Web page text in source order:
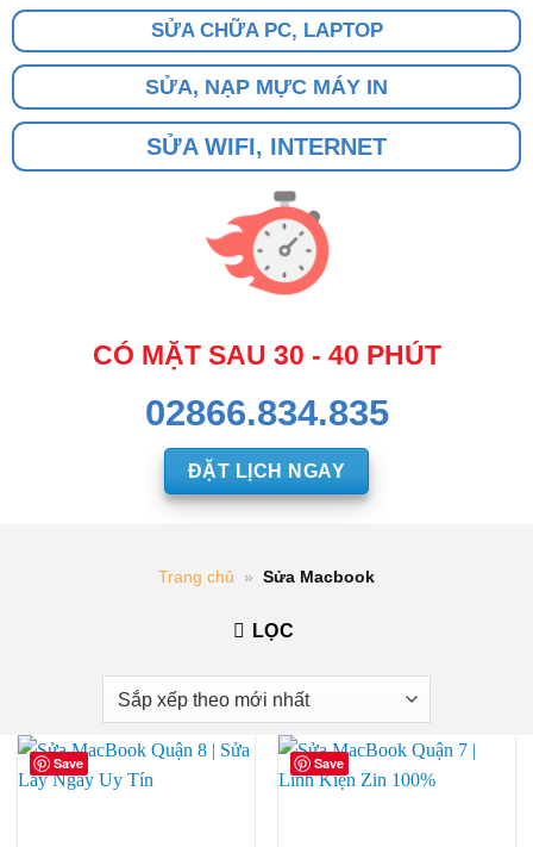
SỬA CHỮA PC, LAPTOP
SỬA, NẠP MỰC MÁY IN
SỬA WIFI, INTERNET
CÓ MẶT SAU 30 - 40 PHÚT
02866.834.835
ĐẶT LỊCH NGAY
Trang chủ » Sửa Macbook
LỌC
Save Save